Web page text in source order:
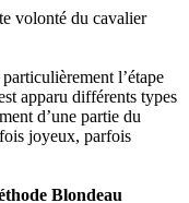
volonté du cavalier
l’étape
apparu différents types
d’une partie du
joyeux, parfois
Blondeau